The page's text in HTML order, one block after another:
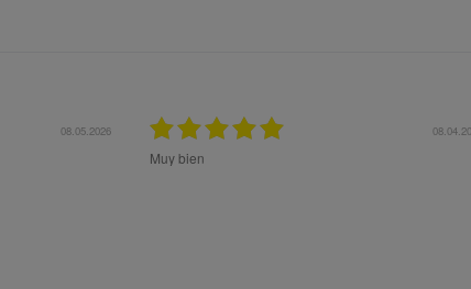
08.04.2026 12.11.2025
Bon tracte, molta rapidesa en la gestió de la comanda.